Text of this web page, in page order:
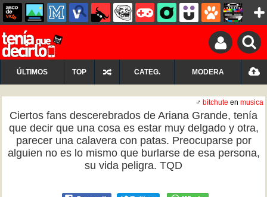
ÚLTIMOS TOP CATEG. MODERA
♂ bitchute en musica
Ciertos fans descerebrados de Ariana Grande, tenía
que decir que una cosa es estar muy delgado y otra,
parecer una calavera con patas. Preocuparse por
alguien no es lo mismo que burlarse de esa persona,
su vida peligra. TQD